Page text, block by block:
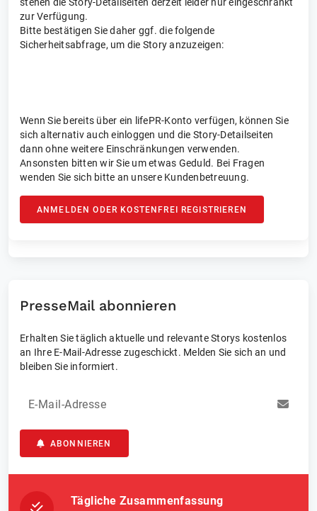
zur Verfügung.
Bitte bestätigen Sie daher ggf. die folgende
Sicherheitsabfrage, um die Story anzuzeigen:
Wenn Sie bereits über ein lifePR-Konto verfügen, können Sie
sich alternativ auch einloggen und die Story-Detailseiten
dann ohne weitere Einschränkungen verwenden.
Ansonsten bitten wir Sie um etwas Geduld. Bei Fragen
wenden Sie sich bitte an unsere Kundenbetreuung.
ANMELDEN ODER KOSTENFREI REGISTRIEREN
PresseMail abonnieren
Erhalten Sie täglich aktuelle und relevante Storys kostenlos
an Ihre E-Mail-Adresse zugeschickt. Melden Sie sich an und
bleiben Sie informiert.
E-Mail-Adresse
ABONNIEREN
Tägliche Zusammenfassung